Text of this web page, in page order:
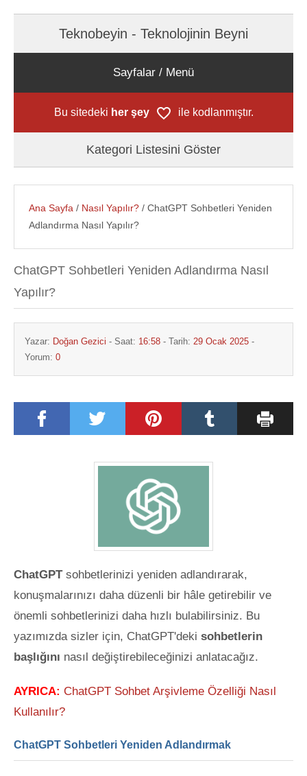
Teknobeyin - Teknolojinin Beyni
Sayfalar / Menü
Bu sitedeki her şey ile kodlanmıştır.
Kategori Listesini Göster
Ana Sayfa / Nasıl Yapılır? / ChatGPT Sohbetleri Yeniden
Adlandırma Nasıl Yapılır?
ChatGPT Sohbetleri Yeniden Adlandırma Nasıl
Yapılır?
Yazar: Doğan Gezici - Saat: 16:58 - Tarih: 29 Ocak 2025 -
Yorum: 0
ChatGPTsohbetlerinizi yeniden adlandırarak,
konuşmalarınızı daha düzenli bir hâle getirebilir ve
önemli sohbetlerinizi daha hızlı bulabilirsiniz. Bu
yazımızda sizler için, ChatGPT'deki sohbetlerin
başlığını nasıl değiştirebileceğinizi anlatacağız.
AYRICA: ChatGPT Sohbet Arşivleme Özelliği Nasıl
Kullanılır?
ChatGPT Sohbetleri Yeniden Adlandırmak